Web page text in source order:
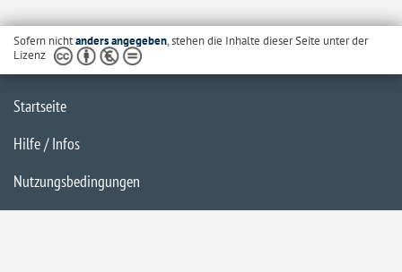
Sofern nichtanders angegeben, stehen die Inhalte dieser Seite unter der
Lizenz
Startseite
Hilfe / Infos
Nutzungsbedingungen